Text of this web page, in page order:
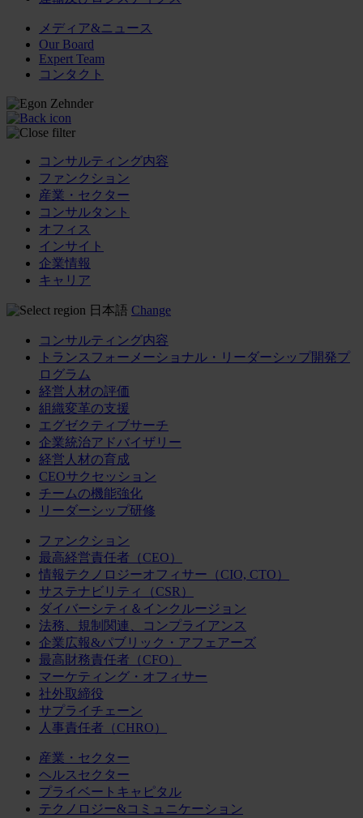
メディア&ニュース
Our Board
Expert Team
コンタクト
コンサルティング内容
ファンクション
産業・セクター
コンサルタント
オフィス
インサイト
企業情報
キャリア
日本語 Change
コンサルティング内容
トランスフォーメーショナル・リーダーシップ開発プ
ログラム
経営人材の評価
組織変革の支援
エグゼクティブサーチ
企業統治アドバイザリー
経営人材の育成
CEOサクセッション
チームの機能強化
リーダーシップ研修
ファンクション
最高経営責任者（CEO）
情報テクノロジーオフィサー（CIO, CTO）
サステナビリティ（CSR）
ダイバーシティ＆インクルージョン
法務、規制関連、コンプライアンス
企業広報&パブリック・アフェアーズ
最高財務責任者（CFO）
マーケティング・オフィサー
社外取締役
サプライチェーン
人事責任者（CHRO）
産業・セクター
ヘルスセクター
プライベートキャピタル
テクノロジー&コミュニケーション